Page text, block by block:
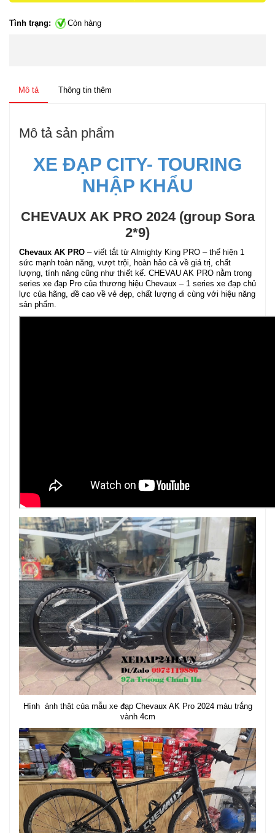
Tình trạng: Còn hàng
Mô tả Thông tin thêm
Mô tả sản phẩm
XE ĐẠP CITY- TOURING
NHẬP KHẨU
CHEVAUX AK PRO 2024 (group Sora
2*9)
Chevaux AK PRO – viết tắt từ Almighty King PRO – thể hiện 1
sức mạnh toàn năng, vượt trội, hoàn hảo cả về giá trị, chất
lượng, tính năng cũng như thiết kế. CHEVAU AK PRO nằm trong
series xe đạp Pro của thương hiệu Chevaux – 1 series xe đạp chủ
lực của hãng, đề cao về vẻ đẹp, chất lượng đi cùng với hiệu năng
sản phẩm.
Hình ảnh thật của mẫu xe đạp Chevaux AK Pro 2024 màu trắng
vành 4cm